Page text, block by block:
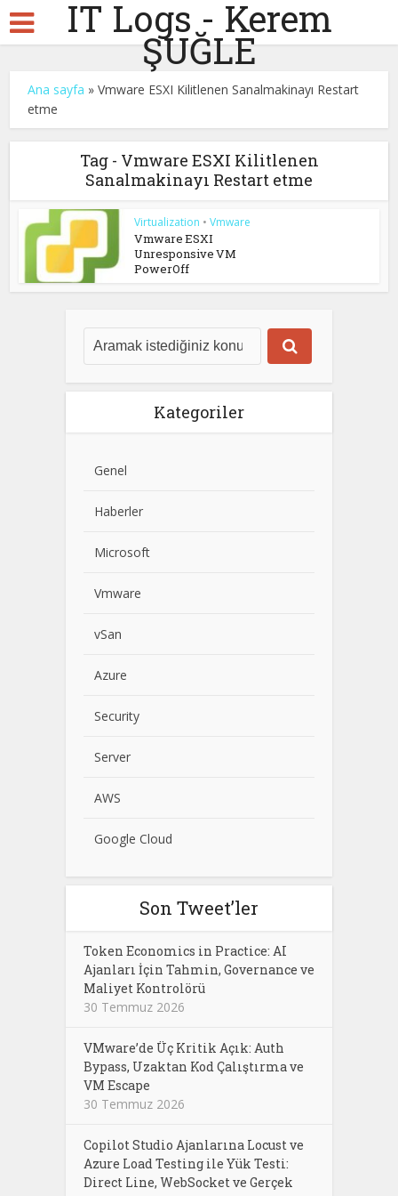
IT Logs - Kerem
ŞUĞLE
Ana sayfa »Vmware ESXI Kilitlenen Sanalmakinayı Restart
etme
Tag - Vmware ESXI Kilitlenen
Sanalmakinayı Restart etme
Virtualization • Vmware
Vmware ESXI
Unresponsive VM
PowerOff
Kategoriler
Genel
Haberler
Microsoft
Vmware
vSan
Azure
Security
Server
AWS
Google Cloud
Son Tweet’ler
Token Economics in Practice: AI
Ajanları İçin Tahmin, Governance ve
Maliyet Kontrolörü
30 Temmuz 2026
VMware’de Üç Kritik Açık: Auth
Bypass, Uzaktan Kod Çalıştırma ve
VM Escape
30 Temmuz 2026
Copilot Studio Ajanlarına Locust ve
Azure Load Testing ile Yük Testi:
Direct Line, WebSocket ve Gerçek